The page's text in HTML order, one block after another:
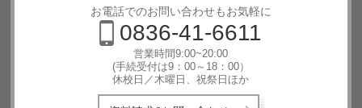
車学校
お電話でのお問い合わせもお気軽に
0836-41-6611
営業時間9:00~20:00
(手続受付は9：00～18：00）
休校日／木曜日、祝祭日ほか